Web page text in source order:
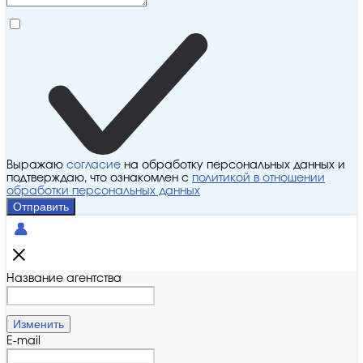
Выражаю согласие на обработку персональных данных и
подтверждаю, что ознакомлен с политикой в отношении
обработки персональных данных
Отправить
Название агентства
Изменить
E-mail